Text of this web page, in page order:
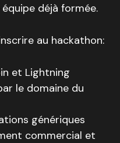
déjà formée.
au hackathon:
et Lightning
le domaine du
génériques
commercial et